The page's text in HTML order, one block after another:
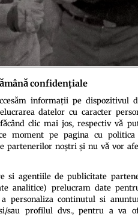
Politica de confidenţialitate
confidențiale
informații pe dispozitivul
datelor cu caracter
clic mai jos, respectiv vă
moment pe pagina cu politica
partenerilor noștri și nu vă vor
si agentiile de publicitate
analitice) prelucram date
personaliza continutul si
sau profilul dvs., pentru a va